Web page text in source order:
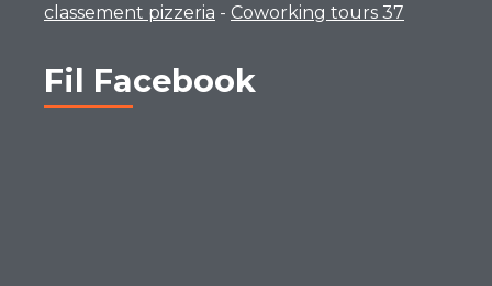
classement pizzeria - Coworking tours 37
Fil Facebook